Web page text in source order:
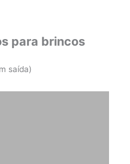
para brincos
saída)